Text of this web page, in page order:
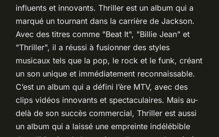
influents et innovants. Thriller est un album qui a
marqué un tournant dans la carrière de Jackson.
Avec des titres comme "Beat It", "Billie Jean" et
"Thriller", il a réussi à fusionner des styles
musicaux tels que la pop, le rock et le funk, créant
un son unique et immédiatement reconnaissable.
C’est un album qui a défini l’ère MTV, avec des
clips vidéos innovants et spectaculaires. Mais au-
delà de son succès commercial, Thriller est aussi
un album qui a laissé une empreinte indélébible